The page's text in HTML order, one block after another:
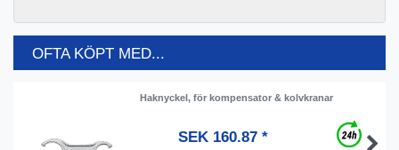
OFTA KÖPT MED...
Haknyckel, för kompensator & kolvkranar
SEK 160.87 *